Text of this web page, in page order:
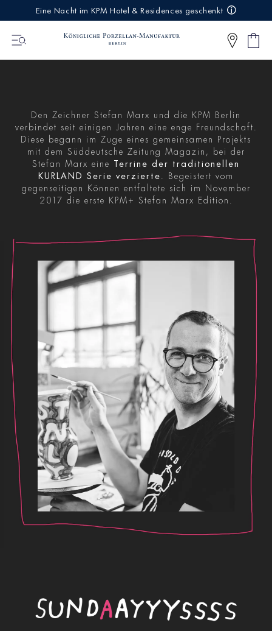
Eine Nacht im KPM Hotel & Residences geschenkt
0
Artikel
Den Zeichner Stefan Marx und die KPM Berlin
verbindet seit einigen Jahren eine enge Freundschaft.
Diese begann im Zuge eines gemeinsamen Projekts
mit dem Süddeutsche Zeitung Magazin, bei der
Stefan Marx eine Terrine der traditionellen
KURLAND Serie verzierte. Begeistert vom
gegenseitigen Können entfaltete sich im November
2017 die erste KPM+ Stefan Marx Edition.